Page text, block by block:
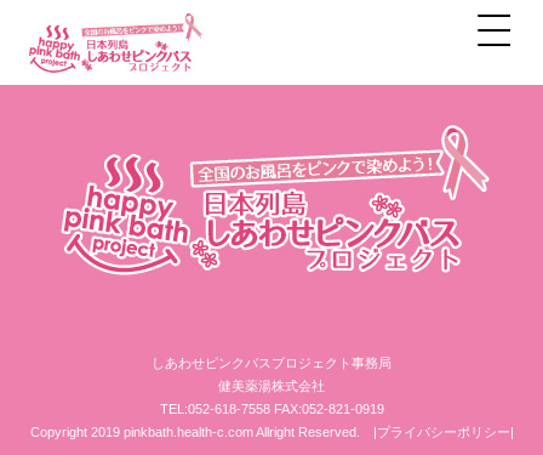
しあわせピンクバスプロジェクト事務局
健美薬湯株式会社
TEL:052-618-7558 FAX:052-821-0919
Copyright 2019 pinkbath.health-c.com Allright Reserved.
|プライバシーポリシー|